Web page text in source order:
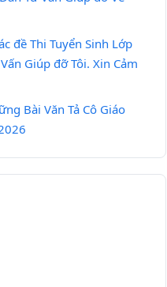
đề Thi Tuyển Sinh Lớp
Giúp đỡ Tôi. Xin Cảm
Bài Văn Tả Cô Giáo